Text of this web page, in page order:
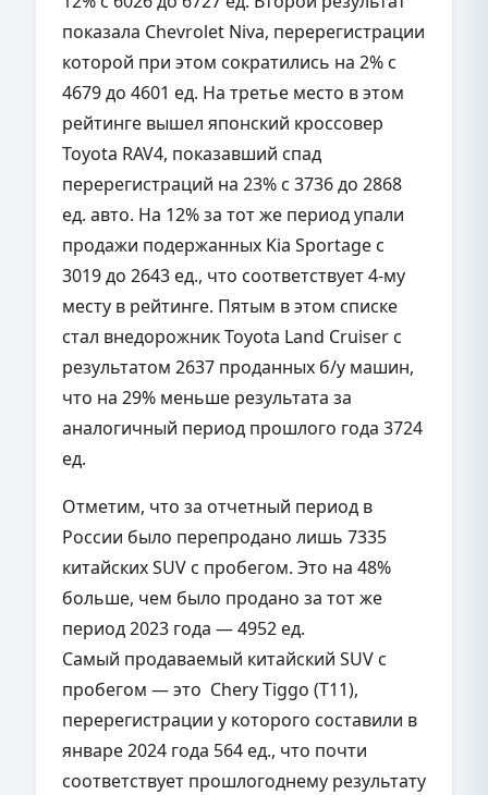
показала Chevrolet Niva, перерегистрации
которой при этом сократились на 2% с
4679 до 4601 ед. На третье место в этом
рейтинге вышел японский кроссовер
Toyota RAV4, показавший спад
перерегистраций на 23% с 3736 до 2868
ед. авто. На 12% за тот же период упали
продажи подержанных Kia Sportage с
3019 до 2643 ед., что соответствует 4-му
месту в рейтинге. Пятым в этом списке
стал внедорожник Toyota Land Cruiser с
результатом 2637 проданных б/у машин,
что на 29% меньше результата за
аналогичный период прошлого года 3724
ед.
Отметим, что за отчетный период в
России было перепродано лишь 7335
китайских SUV с пробегом. Это на 48%
больше, чем было продано за тот же
период 2023 года — 4952 ед.
Самый продаваемый китайский SUV с
пробегом — это Chery Tiggo (T11),
перерегистрации у которого составили в
январе 2024 года 564 ед., что почти
соответствует прошлогоднему результату